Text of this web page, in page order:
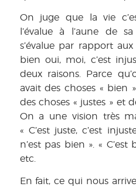
On juge que la vie
l’évalue à l’aune de
s’évalue par rapport
bien oui, moi, c’est
deux raisons. Parce
avait des choses « bien
des choses « justes » et
On a une vision très
« C’est juste, c’est
n’est pas bien ». « C’est
etc.
En fait, ce qui nous